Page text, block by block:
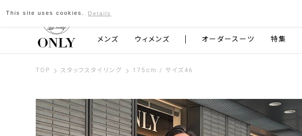
京都発のスーツブランド ONLY
メンズ ウィメンズ オーダースーツ 特集
TOP スタッフスタイリング 175cm / サイズ46
This site uses cookies. Details